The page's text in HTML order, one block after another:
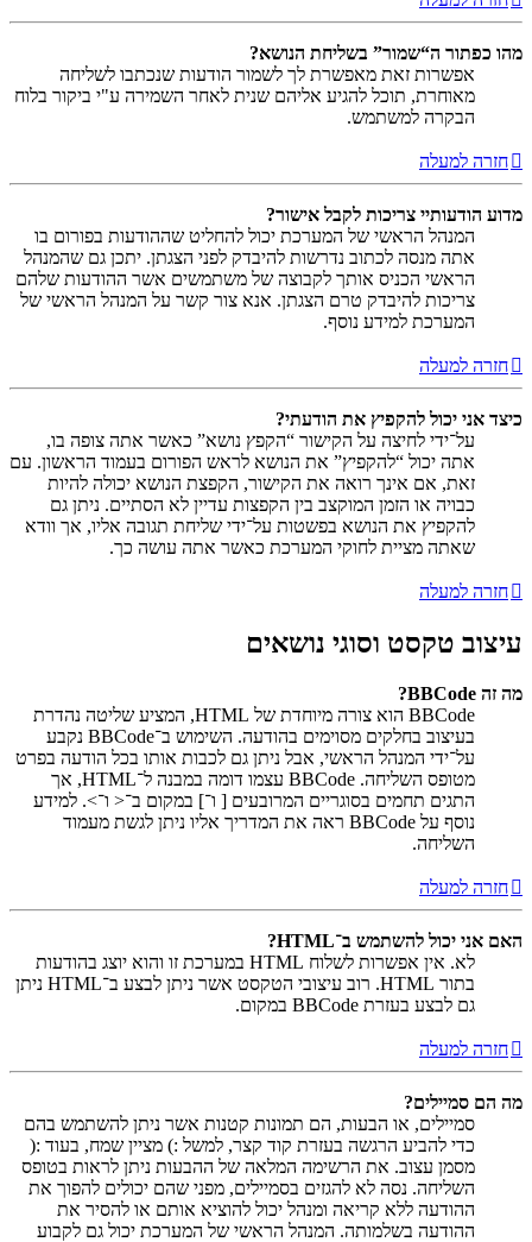
מהו כפתור ה“שמור” בשליחת הנושא?
אפשרות זאת מאפשרת לך לשמור הודעות שנכתבו לשליחה
מאוחרת, תוכל להגיע אליהם שנית לאחר השמירה ע"י ביקור בלוח
הבקרה למשתמש.
חזרה למעלה
מדוע הודעותיי צריכות לקבל אישור?
המנהל הראשי של המערכת יכול להחליט שההודעות בפורום בו
אתה מנסה לכתוב נדרשות להיבדק לפני הצגתן. יתכן גם שהמנהל
הראשי הכניס אותך לקבוצה של משתמשים אשר ההודעות שלהם
צריכות להיבדק טרם הצגתן. אנא צור קשר על המנהל הראשי של
המערכת למידע נוסף.
חזרה למעלה
כיצד אני יכול להקפיץ את הודעתי?
על־ידי לחיצה על הקישור “הקפץ נושא” כאשר אתה צופה בו,
אתה יכול “להקפיץ” את הנושא לראש הפורום בעמוד הראשון. עם
זאת, אם אינך רואה את הקישור, הקפצת הנושא יכולה להיות
כבויה או הזמן המוקצב בין הקפצות עדיין לא הסתיים. ניתן גם
להקפיץ את הנושא בפשטות על־ידי שליחת תגובה אליו, אך וודא
שאתה מציית לחוקי המערכת כאשר אתה עושה כך.
חזרה למעלה
עיצוב טקסט וסוגי נושאים
מה זה BBCode?
BBCode הוא צורה מיוחדת של HTML, המציע שליטה נהדרת
בעיצוב בחלקים מסוימים בהודעה. השימוש ב־BBCode נקבע
על־ידי המנהל הראשי, אבל ניתן גם לכבות אותו בכל הודעה בפרט
מטופס השליחה. BBCode עצמו דומה במבנה ל־HTML, אך
התגים תחמים בסוגריים המרובעים [ ו־] במקום ב־< ו־>. למידע
נוסף על BBCode ראה את המדריך אליו ניתן לגשת מעמוד
השליחה.
חזרה למעלה
האם אני יכול להשתמש ב־HTML?
לא. אין אפשרות לשלוח HTML במערכת זו והוא יוצג בהודעות
בתור HTML. רוב עיצובי הטקסט אשר ניתן לבצע ב־HTML ניתן
גם לבצע בעזרת BBCode במקום.
חזרה למעלה
מה הם סמיילים?
סמיילים, או הבעות, הם תמונות קטנות אשר ניתן להשתמש בהם
כדי להביע הרגשה בעזרת קוד קצר, למשל :) מציין שמח, בעוד :(
מסמן עצוב. את הרשימה המלאה של ההבעות ניתן לראות בטופס
השליחה. נסה לא להגזים בסמיילים, מפני שהם יכולים להפוך את
ההודעה ללא קריאה ומנהל יכול להוציא אותם או להסיר את
ההודעה בשלמותה. המנהל הראשי של המערכת יכול גם לקבוע